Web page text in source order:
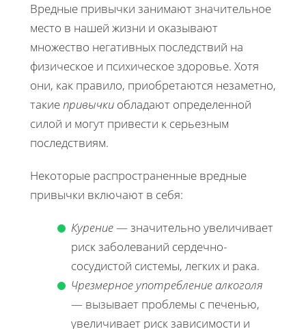
Вредные привычки занимают значительное
место в нашей жизни и оказывают
множество негативных последствий на
физическое и психическое здоровье. Хотя
они, как правило, приобретаются незаметно,
такиепривычки обладают определенной
силой и могут привести к серьезным
последствиям.
Некоторые распространенные вредные
привычки включают в себя:
Курение— значительно увеличивает
риск заболеваний сердечно-
сосудистой системы, легких и рака.
Чрезмерное употребление алкоголя
— вызывает проблемы с печенью,
увеличивает риск зависимости и